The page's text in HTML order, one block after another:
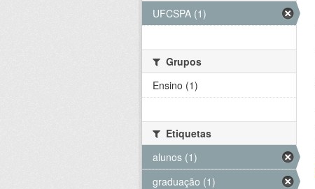
UFCSPA (1)
Grupos
Ensino (1)
Etiquetas
alunos (1)
graduação (1)